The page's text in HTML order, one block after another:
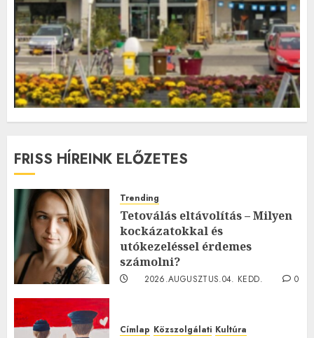
FRISS HÍREINK ELŐZETES
Trending
Tetoválás eltávolítás – Milyen
kockázatokkal és
utókezeléssel érdemes
számolni?
2026.AUGUSZTUS.04. KEDD.
0
Címlap Közszolgálati Kultúra